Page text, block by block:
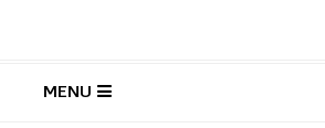
MENU